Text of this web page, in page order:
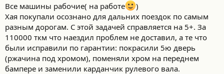
Все машины рабочие( на работе
)
Хая покупали осознано для дальних поездок по самым
разным дорогам. С этой задачей справляется на 5+. За
110000 ткм что наездил проблем не доставил, а те что
были исправили по гарантии: покрасили 5ю дверь
(ржачина под хромом), поменяли хром на переднем
бампере и заменили карданчик рулевого вала.